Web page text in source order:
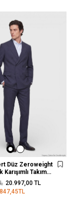
Düz Zeroweight
Takım
20.997,00 TL
TL